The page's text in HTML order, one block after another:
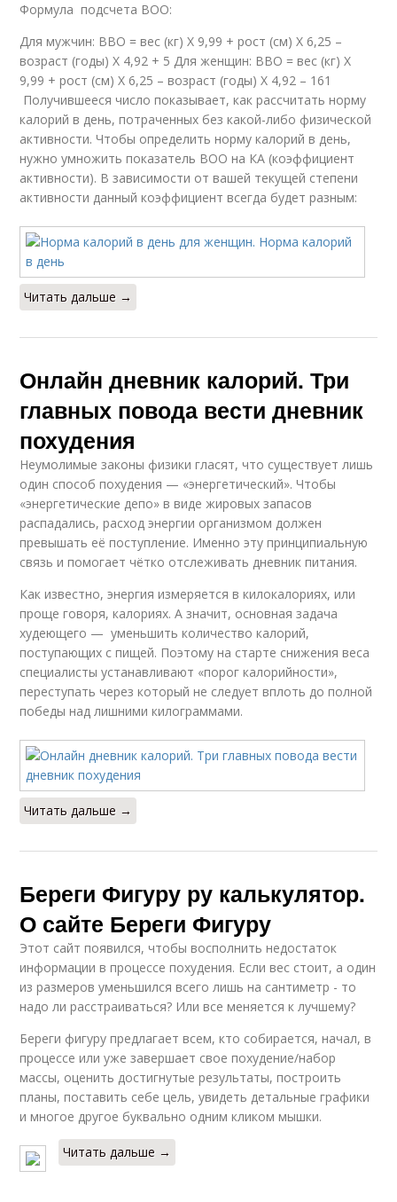
Формула подсчета ВОО:
Для мужчин: ВВО = вес (кг) Х 9,99 + рост (см) Х 6,25 –
возраст (годы) Х 4,92 + 5 Для женщин: ВВО = вес (кг) Х
9,99 + рост (см) Х 6,25 – возраст (годы) Х 4,92 – 161
Получившееся число показывает, как рассчитать норму
калорий в день, потраченных без какой-либо физической
активности. Чтобы определить норму калорий в день,
нужно умножить показатель ВОО на КА (коэффициент
активности). В зависимости от вашей текущей степени
активности данный коэффициент всегда будет разным:
Читать дальше →
Онлайн дневник калорий. Три
главных повода вести дневник
похудения
Неумолимые законы физики гласят, что существует лишь
один способ похудения — «энергетический». Чтобы
«энергетические депо» в виде жировых запасов
распадались, расход энергии организмом должен
превышать её поступление. Именно эту принципиальную
связь и помогает чётко отслеживать дневник питания.
Как известно, энергия измеряется в килокалориях, или
проще говоря, калориях. А значит, основная задача
худеющего — уменьшить количество калорий,
поступающих с пищей. Поэтому на старте снижения веса
специалисты устанавливают «порог калорийности»,
переступать через который не следует вплоть до полной
победы над лишними килограммами.
Читать дальше →
Береги Фигуру ру калькулятор.
О сайте Береги Фигуру
Этот сайт появился, чтобы восполнить недостаток
информации в процессе похудения. Если вес стоит, а один
из размеров уменьшился всего лишь на сантиметр - то
надо ли расстраиваться? Или все меняется к лучшему?
Береги фигуру предлагает всем, кто собирается, начал, в
процессе или уже завершает свое похудение/набор
массы, оценить достигнутые результаты, построить
планы, поставить себе цель, увидеть детальные графики
и многое другое буквально одним кликом мышки.
Читать дальше →